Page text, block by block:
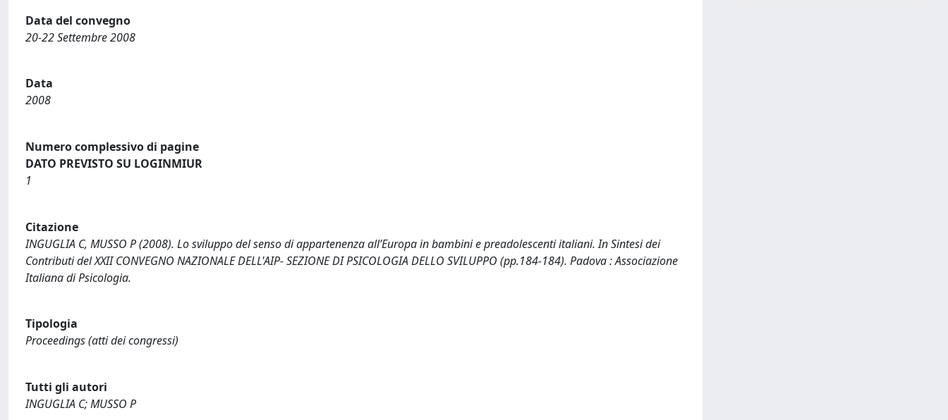
Data del convegno
20-22 Settembre 2008
Data
2008
Numero complessivo di pagine
DATO PREVISTO SU LOGINMIUR
1
Citazione
INGUGLIA C, MUSSO P (2008). Lo sviluppo del senso di appartenenza all’Europa in bambini e preadolescenti italiani. In Sintesi dei
Contributi del XXII CONVEGNO NAZIONALE DELL'AIP- SEZIONE DI PSICOLOGIA DELLO SVILUPPO (pp.184-184). Padova : Associazione
Italiana di Psicologia.
Tipologia
Proceedings (atti dei congressi)
Tutti gli autori
INGUGLIA C; MUSSO P